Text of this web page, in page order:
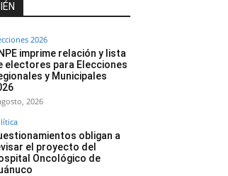
2026
imprime relación y lista
electores para Elecciones
y Municipales
2026
obligan a
el proyecto del
Oncológico de